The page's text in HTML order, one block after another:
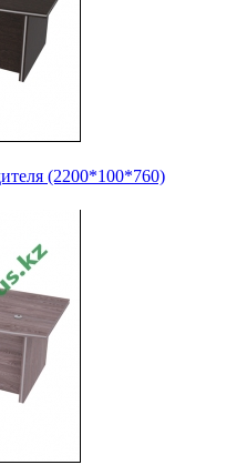
(2200*100*760)